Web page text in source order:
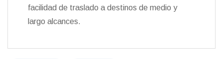
facilidad de traslado a destinos de medio y
largo alcances.